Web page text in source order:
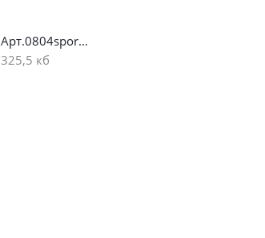
Арт.0804sport.DWG
325,5 кб